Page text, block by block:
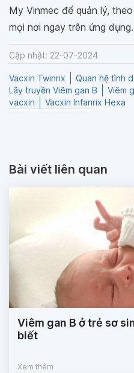
My Vinmec để quản lý,
mọi nơi ngay trên ứng dụng.
Cập nhật: 22-07-2024
Vacxin Twinrix
Quan hệ tình
Lây truyền Viêm gan B
Viêm
vacxin
Vacxin Infanrix Hexa
Bài viết liên quan
Viêm gan B ở trẻ sơ
biết
Xem thêm